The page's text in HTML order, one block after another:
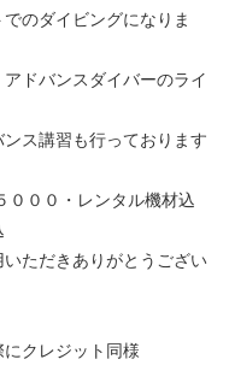
のダイビングになりま
ドバンスダイバーのライ
ス講習も行っております
０００・レンタル機材込
ただきありがとうござい
クレジット同様